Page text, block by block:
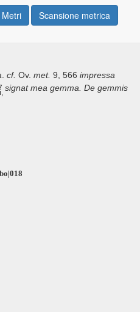
Metri
Scansione metrica
cf. Ov. met. 9, 566 impressa
signat mea gemma. De gemmis